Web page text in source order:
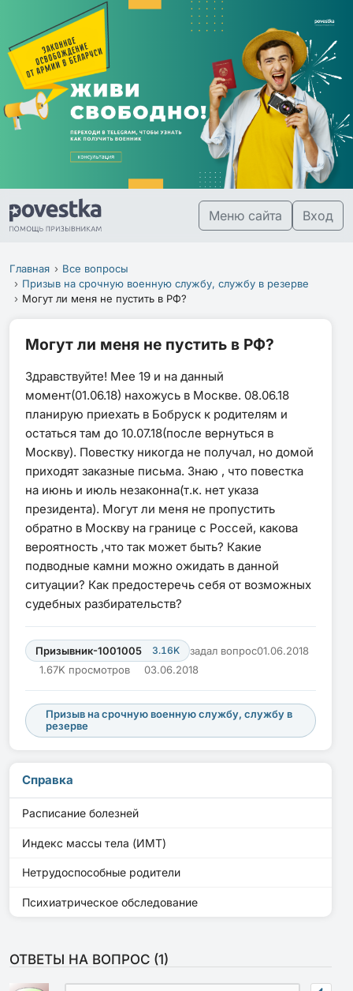
Меню сайта Вход
Главная
Все вопросы
Призыв на срочную военную службу, службу в резерве
Могут ли меня не пустить в РФ?
Могут ли меня не пустить в РФ?
Здравствуйте! Мее 19 и на данный
момент(01.06.18) нахожусь в Москве. 08.06.18
планирую приехать в Бобруск к родителям и
остаться там до 10.07.18(после вернуться в
Москву). Повестку никогда не получал, но домой
приходят заказные письма. Знаю , что повестка
на июнь и июль незаконна(т.к. нет указа
президента). Могут ли меня не пропустить
обратно в Москву на границе с Россей, какова
вероятность ,что так может быть? Какие
подводные камни можно ожидать в данной
ситуации? Как предостеречь себя от возможных
судебных разбирательств?
Призывник-1001005 3.16K задал вопрос01.06.2018
1.67K просмотров
03.06.2018
Призыв на срочную военную службу, службу в
резерве
Справка
Расписание болезней
Индекс массы тела (ИМТ)
Нетрудоспособные родители
Психиатрическое обследование
ОТВЕТЫ НА ВОПРОС (1)